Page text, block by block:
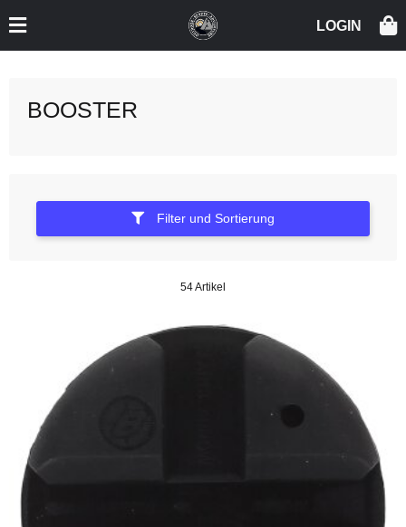
BOOSTER
Filter und Sortierung
54 Artikel